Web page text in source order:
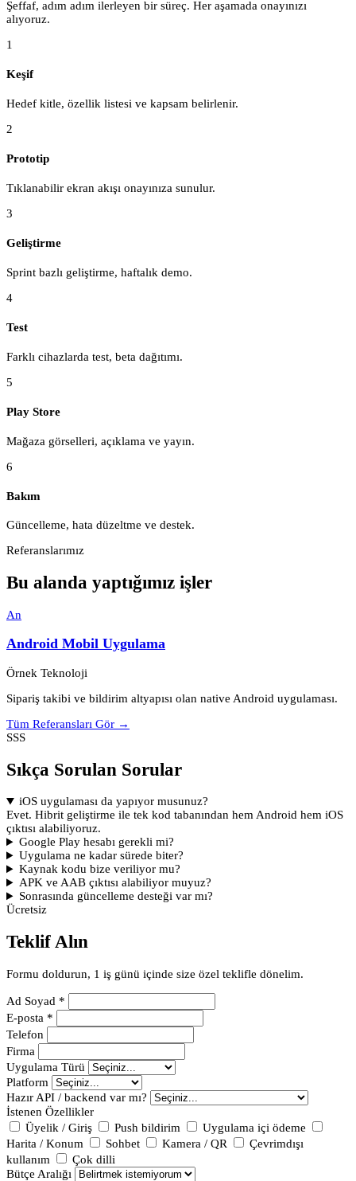
Şeffaf, adım adım ilerleyen bir süreç. Her aşamada onayınızı
alıyoruz.
1
Keşif
Hedef kitle, özellik listesi ve kapsam belirlenir.
2
Prototip
Tıklanabilir ekran akışı onayınıza sunulur.
3
Geliştirme
Sprint bazlı geliştirme, haftalık demo.
4
Test
Farklı cihazlarda test, beta dağıtımı.
5
Play Store
Mağaza görselleri, açıklama ve yayın.
6
Bakım
Güncelleme, hata düzeltme ve destek.
Referanslarımız
Bu alanda yaptığımız işler
An
Android Mobil Uygulama
Örnek Teknoloji
Sipariş takibi ve bildirim altyapısı olan native Android uygulaması.
Tüm Referansları Gör →
SSS
Sıkça Sorulan Sorular
iOS uygulaması da yapıyor musunuz?
Evet. Hibrit geliştirme ile tek kod tabanından hem Android hem iOS
çıktısı alabiliyoruz.
Google Play hesabı gerekli mi?
Uygulama ne kadar sürede biter?
Kaynak kodu bize veriliyor mu?
APK ve AAB çıktısı alabiliyor muyuz?
Sonrasında güncelleme desteği var mı?
Ücretsiz
Teklif Alın
Formu doldurun, 1 iş günü içinde size özel teklifle dönelim.
Ad Soyad *
E-posta *
Telefon
Firma
Uygulama Türü
Platform
Hazır API / backend var mı?
İstenen Özellikler
Üyelik / Giriş
Push bildirim
Uygulama içi ödeme
Harita / Konum
Sohbet Kamera / QR
Çevrimdışı
kullanım
Çok dilli
Bütçe Aralığı